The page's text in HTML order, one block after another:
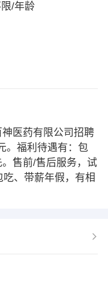
/年龄
医药有限公司招聘
。福利待遇有：包
售前/售后服务，试
、带薪年假，有相